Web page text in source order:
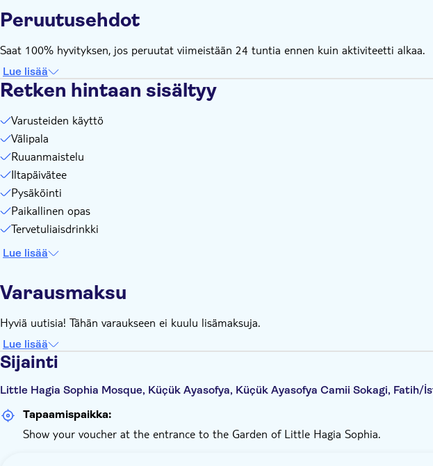
Peruutusehdot
Saat 100% hyvityksen, jos peruutat viimeistään 24 tuntia ennen kuin aktiviteetti alkaa.
Lue lisää
Retken hintaan sisältyy
Varusteiden käyttö
Välipala
Ruuanmaistelu
Iltapäivätee
Pysäköinti
Paikallinen opas
Tervetuliaisdrinkki
Lue lisää
Varausmaksu
Hyviä uutisia! Tähän varaukseen ei kuulu lisämaksuja.
Lue lisää
Sijainti
Little Hagia Sophia Mosque, Küçük Ayasofya, Küçük Ayasofya Camii Sokagi, Fatih/
Tapaamispaikka:
Show your voucher at the entrance to the Garden of Little Hagia Sophia.